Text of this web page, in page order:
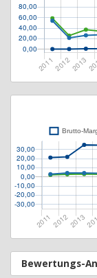
Bewertungs-